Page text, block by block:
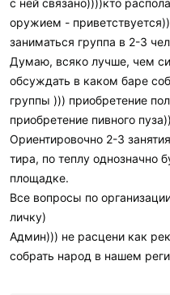
с ней связано))))кто
оружием -
заниматься группа в 2-3
Думаю, всяко лучше, чем
обсуждать в каком баре
группы ))) приобретение
приобретение пивного
Ориентировочно 2-3
тира, по теплу однозначно
площадке.
Все вопросы по
личку)
Админ))) не расцени как
собрать народ в нашем